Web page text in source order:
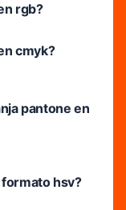
rgb?
cmyk?
pantone en
hsv?